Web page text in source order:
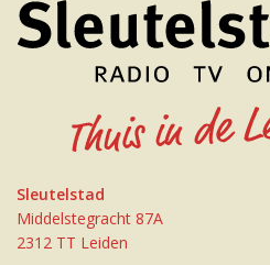
Sleutelstad
Middelstegracht 87A
2312 TT Leiden